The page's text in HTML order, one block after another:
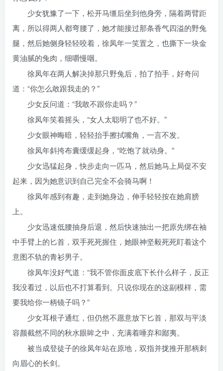
少女犹豫了一下，松开马缰后坐到他身旁，隔着两臂距
离，所以得两人都弯腰了，她才能接过那条香气四溢的野兔
腿，然后她侧身轻轻咬着，徐凤年一笑置之，也撕下一块金
黄油腻的兔肉，细嚼慢咽。
徐凤年在两人解决掉那只野兔后，拍了拍手，好奇问
道：“你怎么敢跟我走的？”
少女反问道：“我敢不跟你走吗？”
徐凤年笑着摇头，“女人太聪明了也不好。”
少女眼神晦暗，轻轻抬手擦拭嘴角，一言不发。
徐凤年斜挎布囊缓缓起身，“吃饱了就动身。”
少女迅猛起身，快步走向一匹马，然后她马上局促不安
起来，因为她意识到自己完全不会骑马啊！
徐凤年感到有趣，走到她身边，伸手轻轻按在她肩膀
上。
少女迅速低腰抽身后退，然后快速抽出一把原先绑在袖
中手臂上的匕首，双手死死握住，她眼神坚毅死死盯着这个
意图不轨的青衫男子。
徐凤年没好气道：“我不管你面皮底下长什么样子，反正
我没看过，以后也不打算看到。只说你现在的这副模样，需
要我给你一柄镜子吗？”
少女耳根子通红，但仍然不愿意放下匕首，那双与平淡
容颜截然不同的秋水眼眸之中，充满着唾弃和鄙夷。
被当成登徒子的徐凤年站在原地，双指并拢推开那柄刺
向眉心的长剑。